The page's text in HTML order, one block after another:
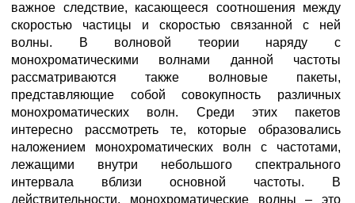
важное следствие, касающееся соотношения между
скоростью частицы и скоростью связанной с ней
волны. В волновой теории наряду с
монохроматическими волнами данной частоты
рассматриваются также волновые пакеты,
представляющие собой совокупность различных
монохроматических волн. Среди этих пакетов
интересно рассмотреть те, которые образовались
наложением монохроматических волн с частотами,
лежащими внутри небольшого спектрального
интервала вблизи основной частоты. В
действительности, монохроматические волны – это